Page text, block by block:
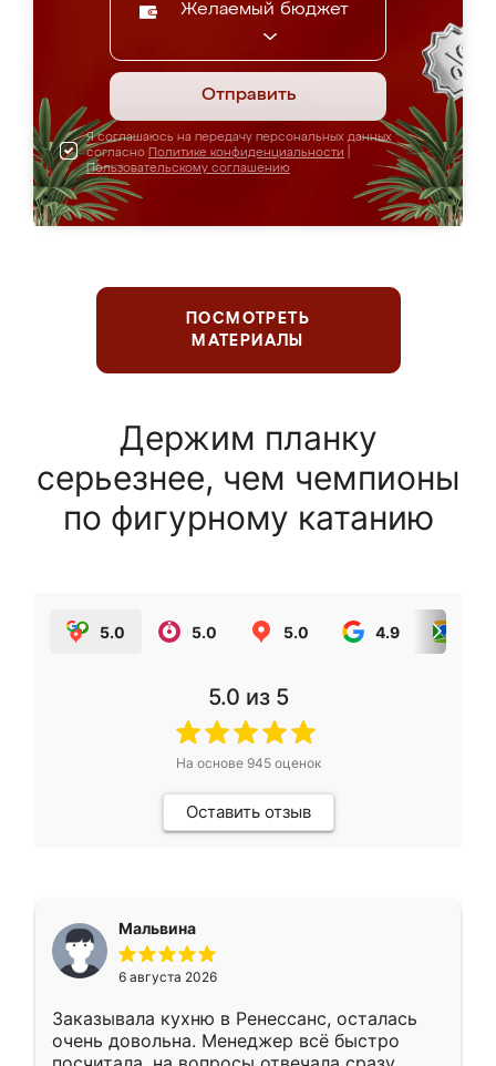
Желаемый бюджет
Отправить
Я соглашаюсь на передачу персональных данных
согласно Политике конфиденциальности
Пользовательскому соглашению
ПОСМОТРЕТЬ
МАТЕРИАЛЫ
Держим планку
серьезнее, чем чемпионы
по фигурному катанию
5.0 5.0 5.0 4.9
5.0 из 5
На основе 945оценок
Оставить отзыв
Мальвина
6 августа 2026
Заказывала кухню в Ренессанс, осталась
очень довольна. Менеджер всё быстро